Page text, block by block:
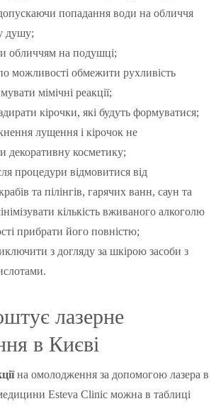
попадання води на обличчя
душу;
обличчям на подушці;
можливості обмежити рухливість
мімічні реакції;
кірочки, які будуть формуватися;
лущення і кірочок не
декоративну косметику;
процедури відмовитися від
та пілінгів, гарячих ванн, саун та
кількість вживаного алкоголю
прибрати його повністю;
з догляду за шкірою засоби з
лазерне
в Києві
на омолодження за допомогою лазера в
медицини Esteva Clinic можна в таблиці